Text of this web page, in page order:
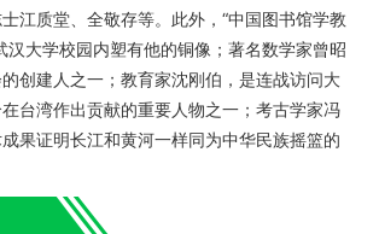
江质堂、全敬存等。此外，“中国图书馆学教
汉大学校园内塑有他的铜像；著名数学家曾昭
创建人之一；教育家沈刚伯，是连战访问大
台湾作出贡献的重要人物之一；考古学家冯
果证明长江和黄河一样同为中华民族摇篮的